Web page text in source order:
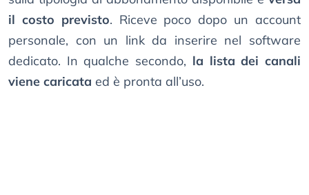
il costo previsto. Riceve poco dopo un account
personale, con un link da inserire nel software
dedicato. In qualche secondo, la lista dei canali
viene caricata ed è pronta all’uso.